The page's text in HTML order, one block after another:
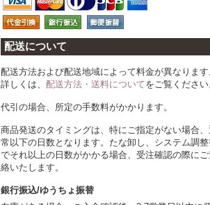
配送について
配送方法および配送地域によって料金が異なります
詳しくは、 配送方法・送料についてをご覧ください
代引の場合、所定の手数料がかかります。
商品発送のタイミングは、特にご指定がない場合、
常以下の日数となります。たな卸し、システム調
でそれ以上の日数がかかる場合、受注確認の際にご
絡いたします。
銀行振込/ゆうちょ振替